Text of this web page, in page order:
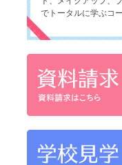
でトータルに学ぶコ